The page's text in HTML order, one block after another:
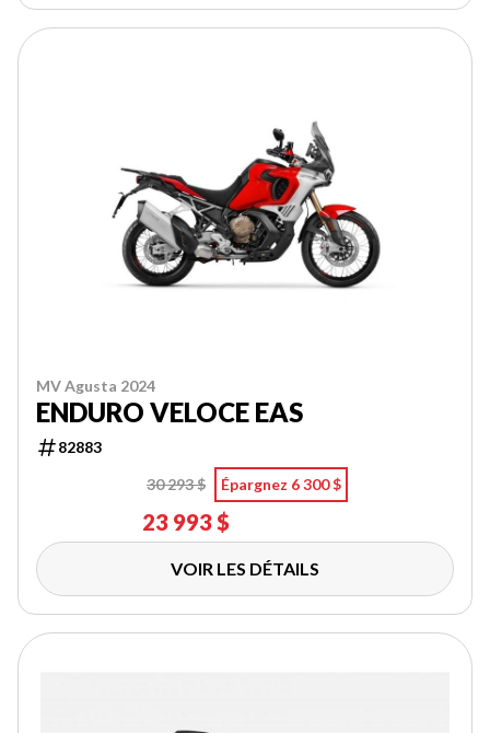
MV Agusta 2024
ENDURO VELOCE EAS
82883
30 293 $
Épargnez 6 300 $
23 993 $
VOIR LES DÉTAILS